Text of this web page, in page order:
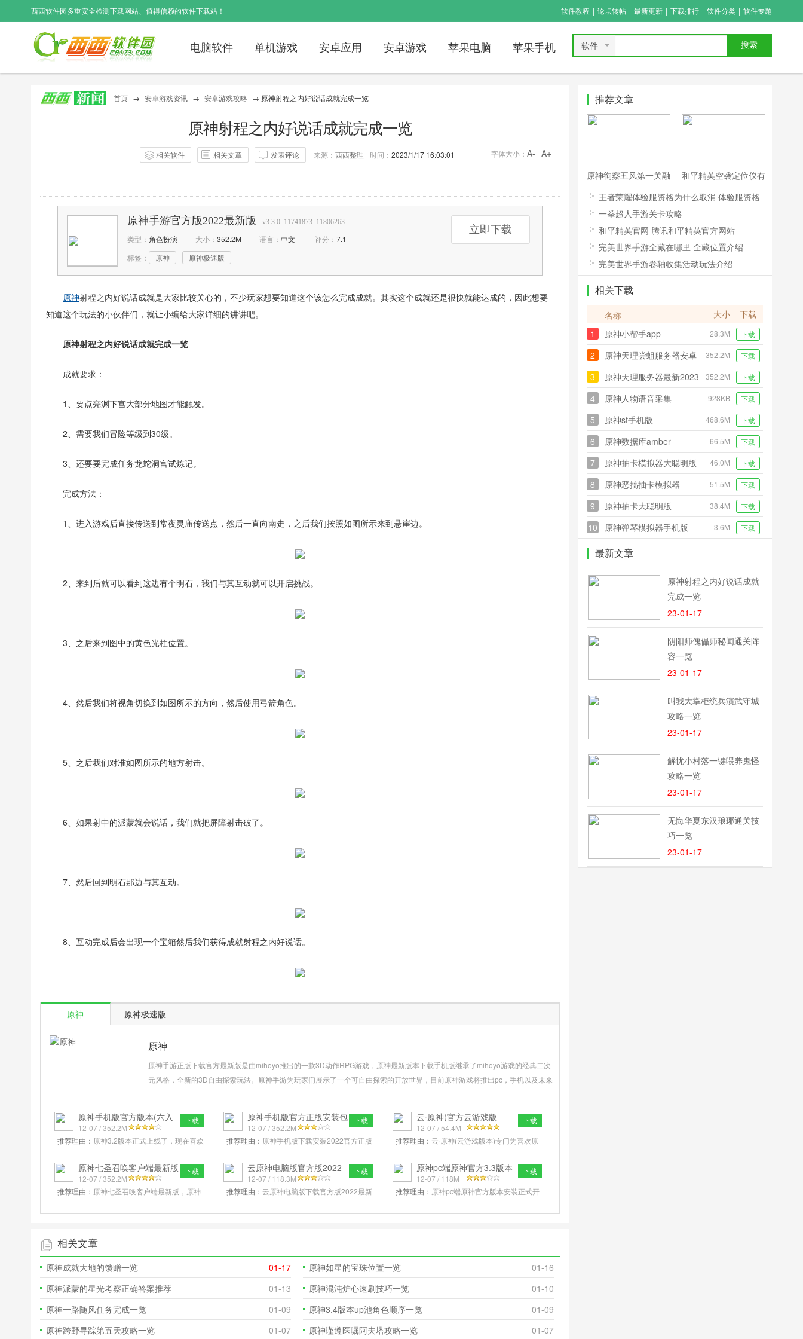
西西软件园多重安全检测下载网站、值得信赖的软件下载站！ 软件教程 | 论坛转帖 | 最新更新 | 下载排行 | 软件分类 | 软件专题
电脑软件 单机游戏 安卓应用 安卓游戏 苹果电脑 苹果手机 软件 搜索
首页 → 安卓游戏资讯 → 安卓游戏攻略 → 原神射程之内好说话成就完成一览
原神射程之内好说话成就完成一览
相关软件 相关文章 发表评论 来源： 西西整理 时间： 2023/1/17 16:03:01 字体大小： A- A+
作者： 西西 点击：133 评论：0次 标签： 原神 射程之内好说话
原神手游官方版2022最新版 v3.3.0_11741873_11806263
类型： 角色扮演 大小： 352.2M 语言： 中文 评分： 7.1
标签：
原神 原神极速版
立即下载
原神射程之内好说话成就是大家比较关心的，不少玩家想要知道这个该怎么完成成就。其实这个成就还是很快就能达成的，因此想要
知道这个玩法的小伙伴们，就让小编给大家详细的讲讲吧。
原神射程之内好说话成就完成一览
成就要求：
1、要点亮渊下宫大部分地图才能触发。
2、需要我们冒险等级到30级。
3、还要要完成任务龙蛇洞宫试炼记。
完成方法：
1、进入游戏后直接传送到常夜灵庙传送点，然后一直向南走，之后我们按照如图所示来到悬崖边。
2、来到后就可以看到这边有个明石，我们与其互动就可以开启挑战。
3、之后来到图中的黄色光柱位置。
4、然后我们将视角切换到如图所示的方向，然后使用弓箭角色。
5、之后我们对准如图所示的地方射击。
6、如果射中的派蒙就会说话，我们就把屏障射击破了。
7、然后回到明石那边与其互动。
8、互动完成后会出现一个宝箱然后我们获得成就射程之内好说话。
原神 原神极速版
原神
原神手游正版下载官方最新版是由mihoyo推出的一款3D动作RPG游戏，原神最新版本下载手机版继承了mihoyo游戏的经典二次
元风格，全新的3D自由探索玩法。原神手游为玩家们展示了一个可自由探索的开放世界，目前原神游戏将推出pc，手机以及未来
下载
原神手机版官方版本(六入
尽明诸相皆
12-07 / 352.2M
推荐理由： 原神3.2版本正式上线了，现在喜欢
大陆的传奇冒险，多种不同的趣味
下载
原神手机版官方正版安装包
v3.3.0 安
12-07 / 352.2M
推荐理由： 原神手机版下载安装2022官方正版
最新版的原神手游下载，全新的超
下载
云·原神(官方云游戏版
本)v3.3.0 安
12-07 / 54.4M
推荐理由： 云·原神(云游戏版本)专门为喜欢原
验到最棒的传奇游戏内容，让你
下载
原神七圣召唤客户端最新版
v3.3.0 安
12-07 / 352.2M
推荐理由： 原神七圣召唤客户端最新版，原神
玩家们可以前往游戏内蒙德城里面
下载
云原神电脑版官方版2022
最新版(游戏
12-07 / 118.3M
推荐理由： 云原神电脑版下载官方版2022最新
界rpg游戏的电脑客户端,现在也是
下载
原神pc端原神官方3.3版本
安装3.3.0
12-07 / 118M
推荐理由： 原神pc端原神官方版本安装正式开
下载最新的客户端，等待游戏开服
相关文章
01-17
原神成就大地的馈赠一览 01-16
原神如星的宝珠位置一览
01-13
原神派蒙的星光考察正确答案推荐 01-10
原神混沌炉心速刷技巧一览
01-09
原神一路随风任务完成一览 01-09
原神3.4版本up池角色顺序一览
01-07
原神跨野寻踪第五天攻略一览 01-07
原神谨遵医嘱阿夫塔攻略一览
推荐文章
原神徇察五风第一关融
风之境攻略
和平精英空袭定位仪有
什么用 空袭定位仪怎
王者荣耀体验服资格为什么取消 体验服资格
被取消可以恢复吗
一拳超人手游关卡攻略
和平精英官网 腾讯和平精英官方网站
完美世界手游全藏在哪里 全藏位置介绍
完美世界手游卷轴收集活动玩法介绍
相关下载
名称 大小
下载
1
原神小帮手app 28.3M 下载
2
原神天理尝蛆服务器安卓
版
352.2M 下载
3
原神天理服务器最新2023
版
352.2M 下载
4 原神人物语音采集 928KB 下载
5 原神sf手机版 468.6M 下载
6 原神数据库amber 66.5M 下载
7 原神抽卡模拟器大聪明版 46.0M 下载
8 原神恶搞抽卡模拟器 51.5M 下载
9 原神抽卡大聪明版 38.4M 下载
10 原神弹琴模拟器手机版 3.6M 下载
最新文章
原神射程之内好说话成就
完成一览
23-01-17
阴阳师傀儡师秘闻通关阵
容一览
23-01-17
叫我大掌柜统兵演武守城
攻略一览
23-01-17
解忧小村落一键喂养鬼怪
攻略一览
23-01-17
无悔华夏东汉琅琊通关技
巧一览
23-01-17